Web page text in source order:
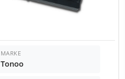
MARKE
Tonoo